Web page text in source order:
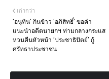
เก่ากว่า
‘อนุทิน’ กินข้าว ‘อภิสิทธิ์’ ขอคำ
แนะนำอดีตนายกฯ ท่ามกลางกระแส
หวนคืนหัวหน้า ‘ประชาธิปัตย์’ กู้
ศรัทธาประชาชน